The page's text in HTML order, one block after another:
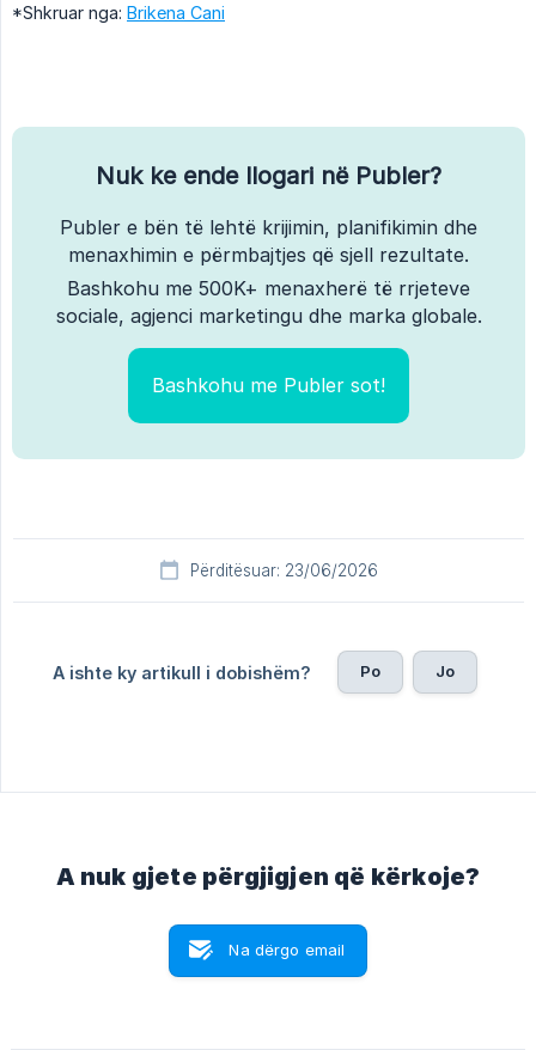
*Shkruar nga: Brikena Cani
Nuk ke ende llogari në Publer?
Publer e bën të lehtë krijimin, planifikimin dhe
menaxhimin e përmbajtjes që sjell rezultate.
Bashkohu me 500K+ menaxherë të rrjeteve
sociale, agjenci marketingu dhe marka globale.
Bashkohu me Publer sot!
Përditësuar: 23/06/2026
A ishte ky artikull i dobishëm? Po Jo
A nuk gjete përgjigjen që kërkoje?
Na dërgo email